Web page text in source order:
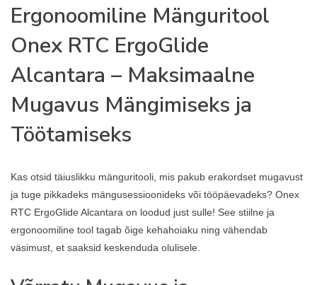
Ergonoomiline Mänguritool
Onex RTC ErgoGlide
Alcantara – Maksimaalne
Mugavus Mängimiseks ja
Töötamiseks
Kas otsid täiuslikku mänguritooli, mis pakub erakordset mugavust
ja tuge pikkadeks mängusessioonideks või tööpäevadeks? Onex
RTC ErgoGlide Alcantara on loodud just sulle! See stiilne ja
ergonoomiline tool tagab õige kehahoiaku ning vähendab
väsimust, et saaksid keskenduda olulisele.